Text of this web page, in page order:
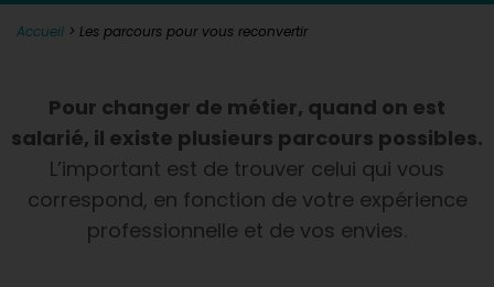
Accueil > Les parcours pour vous reconvertir
Pour changer de métier, quand on est
salarié, il existe plusieurs parcours possibles.
L’important est de trouver celui qui vous
correspond, en fonction de votre expérience
professionnelle et de vos envies.